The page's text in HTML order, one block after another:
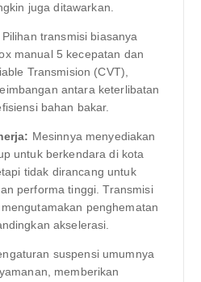
juga ditawarkan.
Pilihan transmisi biasanya
manual 5 kecepatan dan
Transmision (CVT),
antara keterlibatan
bahan bakar.
Mesinnya menyediakan
untuk berkendara di kota
tidak dirancang untuk
performa tinggi. Transmisi
penghematan
akselerasi.
suspensi umumnya
memberikan